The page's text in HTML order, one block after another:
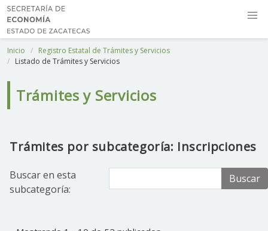
Inicio
Registro Estatal de Trámites y Servicios
Listado de Trámites y Servicios
Trámites y Servicios
Trámites por subcategoría: Inscripciones
Buscar en esta
subcategoría:
Buscar